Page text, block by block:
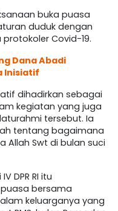
buka puasa
duduk dengan
Covid-19.
Dana Abadi
Inisiatif
dihadirkan sebagai
kegiatan yang juga
tersebut. Ia
tentang bagaimana
Allah Swt di bulan suci
DPR RI itu
bersama
keluarganya yang